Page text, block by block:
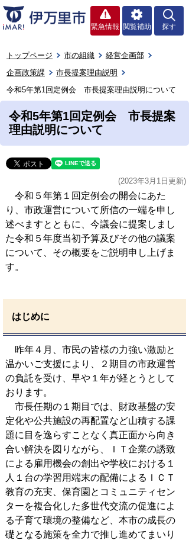
緊急情報 閲覧補助 探す
トップページ 市の組織
経営企画部
企画政策課
市長提案理由説明
令和5年第1回定例会 市長提案理由説明について
令和5年第1回定例会 市長提案
理由説明について
(2023年3月1日更新)
令和５年第１回定例会の開会にあた
り、市政運営について所信の一端を申し
述べますとともに、今議会に提案しまし
た令和５年度当初予算及びその他の議案
について、その概要をご説明申し上げま
す。
はじめに
昨年４月、市民の皆様の力強い激励と
温かいご支援により、２期目の市政運営
の負託を受け、早や１年が経とうとして
おります。
市長任期の１期目では、財政基盤の安
定化や公共施設の再配置など山積する課
題に目を逸らすことなく真正面から向き
合い解決を図りながら、ＩＴ企業の誘致
による雇用機会の創出や学校における１
人１台の学習用端末の配備によるＩＣＴ
教育の充実、保育園とコミュニティセン
ターを複合化した多世代交流の促進によ
る子育て環境の整備など、本市の成長の
礎となる施策を全力で推し進めてまいり